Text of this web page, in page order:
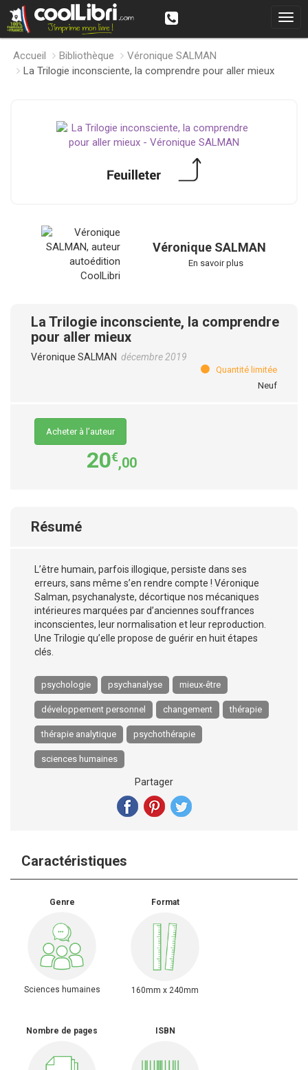
Accueil Bibliothèque
Véronique SALMAN
La Trilogie inconsciente, la comprendre pour aller mieux
Véronique SALMAN
En savoir plus
La Trilogie inconsciente, la comprendre
pour aller mieux
Véronique SALMAN décembre 2019
Quantité limitée
Neuf
Acheter à l’auteur
20€,00
Résumé
L’être humain, parfois illogique, persiste dans ses
erreurs, sans même s’en rendre compte ! Véronique
Salman, psychanalyste, décortique nos mécaniques
intérieures marquées par d’anciennes souffrances
inconscientes, leur normalisation et leur reproduction.
Une Trilogie qu’elle propose de guérir en huit étapes
clés.
psychologie psychanalyse mieux-être
développement personnel changement thérapie
thérapie analytique psychothérapie
sciences humaines
Partager
Caractéristiques
Genre
Sciences humaines
Format
160mm x 240mm
Nombre de pages ISBN